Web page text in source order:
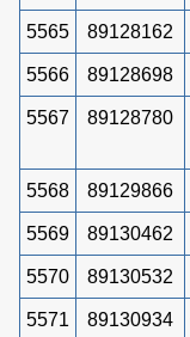
5565 89128162
5566 89128698
5567 89128780
5568 89129866
5569 89130462
5570 89130532
5571 89130934